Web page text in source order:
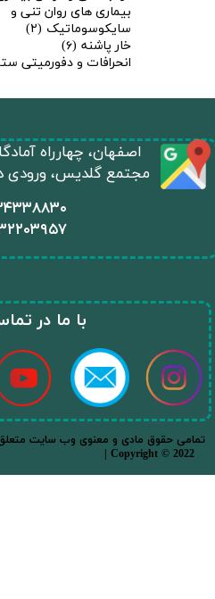
بیماری های روان تنی و
سایکوسوماتیک (۲)
خار پاشنه (۶)
انحرافات و دفورمیتی
​اصفهان، چهارراه
مجتمع گلدیس، ورودی
​با ما در
| Copyright © 2022